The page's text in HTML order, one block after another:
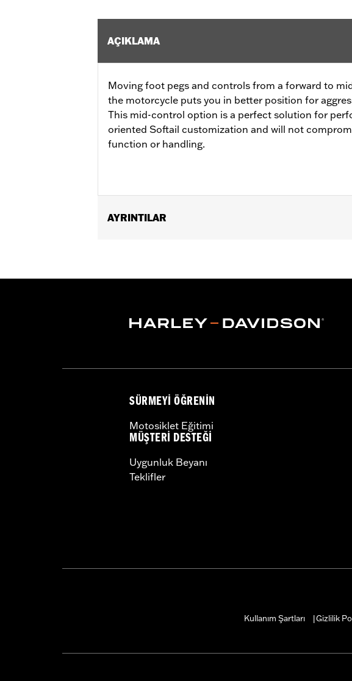
AÇIKLAMA
Moving foot pegs and controls from a forward to
the motorcycle puts you in better position for
This mid-control option is a perfect solution for
oriented Softail customization and will not
function or handling.
AYRINTILAR
separate purchase of Primary Housing P/N 36500105
P/N's 25700804, 25700805, 25700806, or 25700807.
Gasket P/N 25701080, except when installing
SÜRMEYI ÖĞRENIN
Motosiklet Eğitimi
MÜŞTERI DESTEĞI
Uygunluk Beyanı
Teklifler
Kullanım Şartları
Gizlilik